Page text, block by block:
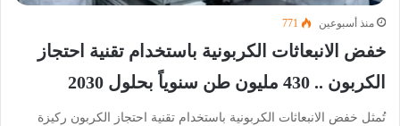
منذ أسبوعين 771
خفض الانبعاثات الكربونية باستخدام تقنية احتجاز
الكربون .. 430 مليون طن سنوياً بحلول 2030
تُمثل خفض الانبعاثات الكربونية باستخدام تقنية احتجاز الكربون ركيزة